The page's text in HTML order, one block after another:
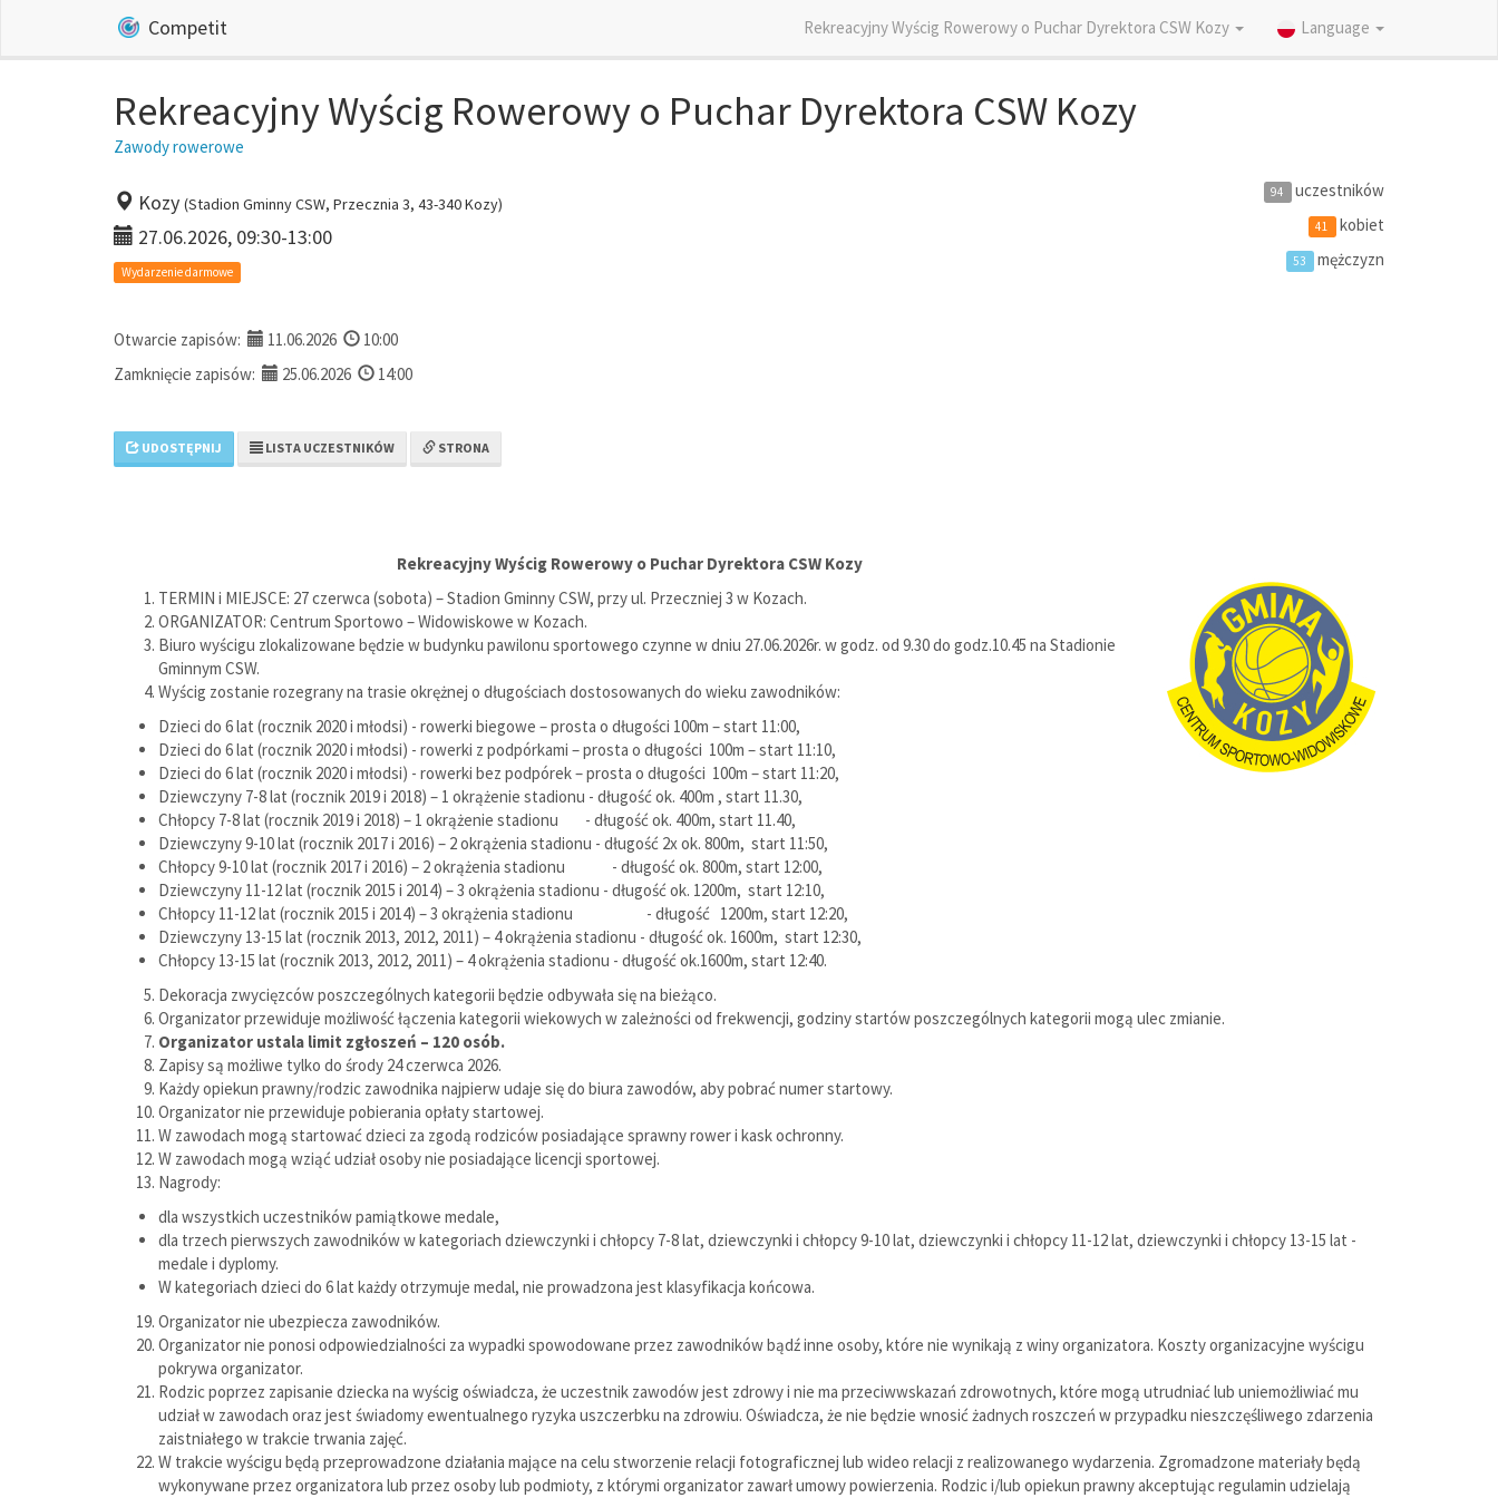
Competit Language
Rekreacyjny Wyścig Rowerowy o Puchar Dyrektora CSW Kozy
Rekreacyjny Wyścig Rowerowy o Puchar Dyrektora CSW Kozy
Zawody rowerowe
Kozy (Stadion Gminny CSW, Przecznia 3, 43-340 Kozy)
27.06.2026, 09:30-13:00
Wydarzenie darmowe
Otwarcie zapisów: 11.06.2026
10:00
Zamknięcie zapisów:
25.06.2026 14:00
UDOSTĘPNIJ LISTA UCZESTNIKÓW STRONA
94 uczestników
41 kobiet
53 mężczyzn
Rekreacyjny Wyścig Rowerowy o Puchar Dyrektora CSW Kozy
TERMIN i MIEJSCE: 27 czerwca (sobota) – Stadion Gminny CSW, przy ul. Przeczniej 3 w Kozach.
ORGANIZATOR: Centrum Sportowo – Widowiskowe w Kozach.
Biuro wyścigu zlokalizowane będzie w budynku pawilonu sportowego czynne w dniu 27.06.2026r. w godz. od 9.30 do godz.10.45 na Stadionie
Gminnym CSW.
Wyścig zostanie rozegrany na trasie okrężnej o długościach dostosowanych do wieku zawodników:
Dzieci do 6 lat (rocznik 2020 i młodsi) - rowerki biegowe – prosta o długości 100m – start 11:00,
Dzieci do 6 lat (rocznik 2020 i młodsi) - rowerki z podpórkami – prosta o długości 100m – start 11:10,
Dzieci do 6 lat (rocznik 2020 i młodsi) - rowerki bez podpórek – prosta o długości 100m – start 11:20,
Dziewczyny 7-8 lat (rocznik 2019 i 2018) – 1 okrążenie stadionu - długość ok. 400m , start 11.30,
Chłopcy 7-8 lat (rocznik 2019 i 2018) – 1 okrążenie stadionu - długość ok. 400m, start 11.40,
Dziewczyny 9-10 lat (rocznik 2017 i 2016) – 2 okrążenia stadionu - długość 2x ok. 800m, start 11:50,
Chłopcy 9-10 lat (rocznik 2017 i 2016) – 2 okrążenia stadionu - długość ok. 800m, start 12:00,
Dziewczyny 11-12 lat (rocznik 2015 i 2014) – 3 okrążenia stadionu - długość ok. 1200m, start 12:10,
Chłopcy 11-12 lat (rocznik 2015 i 2014) – 3 okrążenia stadionu - długość 1200m, start 12:20,
Dziewczyny 13-15 lat (rocznik 2013, 2012, 2011) – 4 okrążenia stadionu - długość ok. 1600m, start 12:30,
Chłopcy 13-15 lat (rocznik 2013, 2012, 2011) – 4 okrążenia stadionu - długość ok.1600m, start 12:40.
Dekoracja zwycięzców poszczególnych kategorii będzie odbywała się na bieżąco.
Organizator przewiduje możliwość łączenia kategorii wiekowych w zależności od frekwencji, godziny startów poszczególnych kategorii mogą ulec zmianie.
Organizator ustala limit zgłoszeń – 120 osób.
Zapisy są możliwe tylko do środy 24 czerwca 2026.
Każdy opiekun prawny/rodzic zawodnika najpierw udaje się do biura zawodów, aby pobrać numer startowy.
Organizator nie przewiduje pobierania opłaty startowej.
W zawodach mogą startować dzieci za zgodą rodziców posiadające sprawny rower i kask ochronny.
W zawodach mogą wziąć udział osoby nie posiadające licencji sportowej.
Nagrody:
dla wszystkich uczestników pamiątkowe medale,
dla trzech pierwszych zawodników w kategoriach dziewczynki i chłopcy 7-8 lat, dziewczynki i chłopcy 9-10 lat, dziewczynki i chłopcy 11-12 lat, dziewczynki i chłopcy 13-15 lat -
medale i dyplomy.
W kategoriach dzieci do 6 lat każdy otrzymuje medal, nie prowadzona jest klasyfikacja końcowa.
Organizator nie ubezpiecza zawodników.
Organizator nie ponosi odpowiedzialności za wypadki spowodowane przez zawodników bądź inne osoby, które nie wynikają z winy organizatora. Koszty organizacyjne wyścigu
pokrywa organizator.
Rodzic poprzez zapisanie dziecka na wyścig oświadcza, że uczestnik zawodów jest zdrowy i nie ma przeciwwskazań zdrowotnych, które mogą utrudniać lub uniemożliwiać mu
udział w zawodach oraz jest świadomy ewentualnego ryzyka uszczerbku na zdrowiu. Oświadcza, że nie będzie wnosić żadnych roszczeń w przypadku nieszczęśliwego zdarzenia
zaistniałego w trakcie trwania zajęć.
W trakcie wyścigu będą przeprowadzone działania mające na celu stworzenie relacji fotograficznej lub wideo relacji z realizowanego wydarzenia. Zgromadzone materiały będą
wykonywane przez organizatora lub przez osoby lub podmioty, z którymi organizator zawarł umowy powierzenia. Rodzic i/lub opiekun prawny akceptując regulamin udzielają